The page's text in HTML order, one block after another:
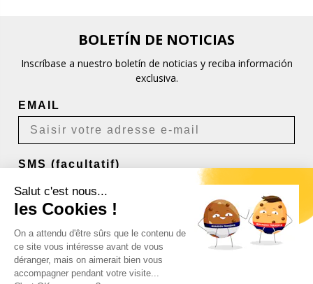
BOLETÍN DE NOTICIAS
Inscríbase a nuestro boletín de noticias y reciba información
exclusiva.
EMAIL
SMS (facultatif)
Je m'inscris
Désabonnement possible à tout moment.
Salut c'est nous...
les Cookies !
On a attendu d'être sûrs que le contenu de
ce site vous intéresse avant de vous
déranger, mais on aimerait bien vous
accompagner pendant votre visite...